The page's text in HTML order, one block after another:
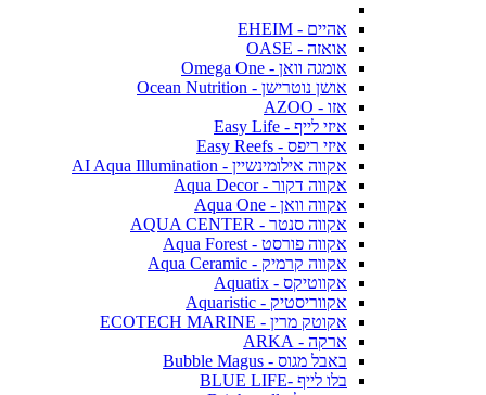
אהיים - EHEIM
אואזה - OASE
אומגה וואן - Omega One
אושן נוטרישן - Ocean Nutrition
אזו - AZOO
איזי לייף - Easy Life
איזי ריפס - Easy Reefs
אקווה אילומינשיין - AI Aqua Illumination
אקווה דקור - Aqua Decor
אקווה וואן - Aqua One
אקווה סנטר - AQUA CENTER
אקווה פורסט - Aqua Forest
אקווה קרמיק - Aqua Ceramic
אקווטיקס - Aquatix
אקווריסטיק - Aquaristic
אקוטק מרין - ECOTECH MARINE
ארקה - ARKA
באבל מגוס - Bubble Magus
בלו לייף -BLUE LIFE